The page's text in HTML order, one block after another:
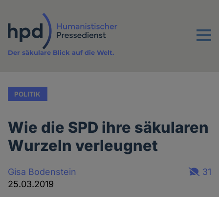
Inhalt
Menu
Der säkulare Blick auf die Welt.
POLITIK
Wie die SPD ihre säkularen
Wurzeln verleugnet
Gisa Bodenstein
25.03.2019
31